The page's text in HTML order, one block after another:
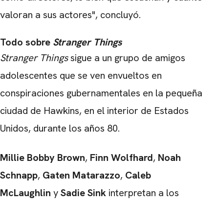
valoran a sus actores", concluyó.
Todo sobre Stranger Things
Stranger Thingssigue a un grupo de amigos
adolescentes que se ven envueltos en
conspiraciones gubernamentales en la pequeña
ciudad de Hawkins, en el interior de Estados
Unidos, durante los años 80.
Millie Bobby Brown, Finn Wolfhard, Noah
Schnapp, Gaten Matarazzo, Caleb
McLaughlin ySadie Sink interpretan a los